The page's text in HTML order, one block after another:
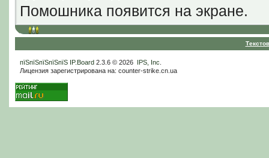
Помошника появится на экране.
пїЅпїЅпїЅпїЅпїЅ IP.Board2.3.6 © 2026 IPS, Inc
Лицензия зарегистрирована на: counter-strike.cn.ua